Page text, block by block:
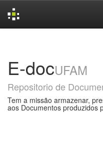
E-docUFAM
Repositorio de
Tem a missão armazenar,
aos Documentos produzidos